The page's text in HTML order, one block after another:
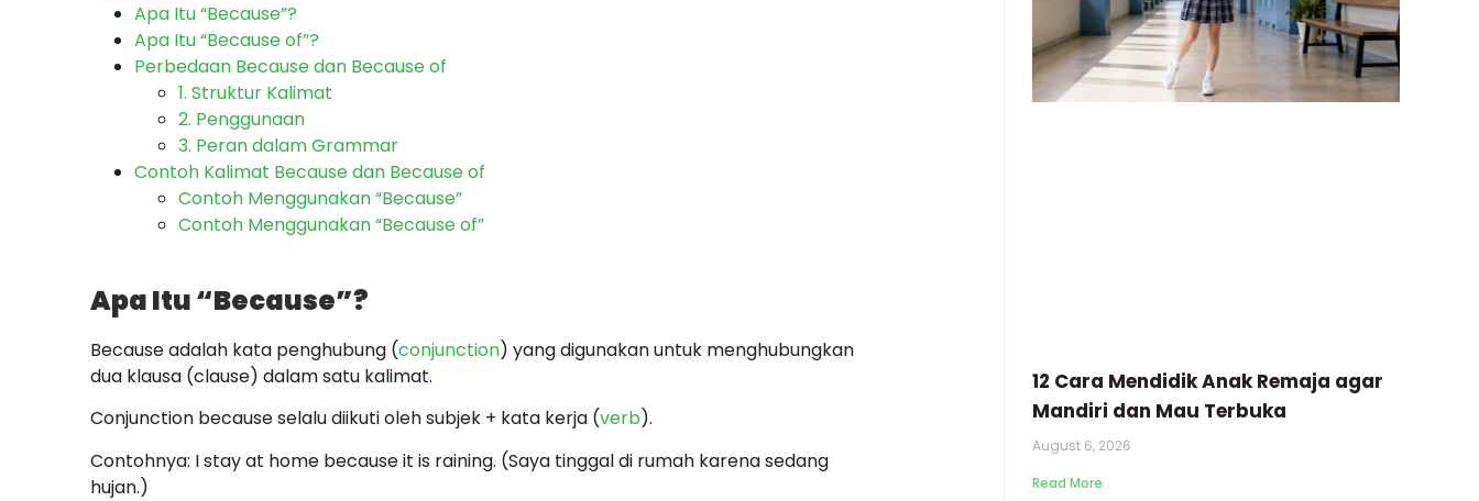
Apa Itu “Because”?
Apa Itu “Because of”?
Perbedaan Because dan Because of
1. Struktur Kalimat
2. Penggunaan
3. Peran dalam Grammar
Contoh Kalimat Because dan Because of
Contoh Menggunakan “Because”
Contoh Menggunakan “Because of”
Apa Itu “Because”?
Because adalah kata penghubung (conjunction) yang digunakan untuk menghubungkan
dua klausa (clause) dalam satu kalimat.
Conjunction because selalu diikuti oleh subjek + kata kerja (verb).
Contohnya: I stay at home because it is raining. (Saya tinggal di rumah karena sedang
hujan.)
12 Cara Mendidik Anak Remaja agar
Mandiri dan Mau Terbuka
August 6, 2026
Read More